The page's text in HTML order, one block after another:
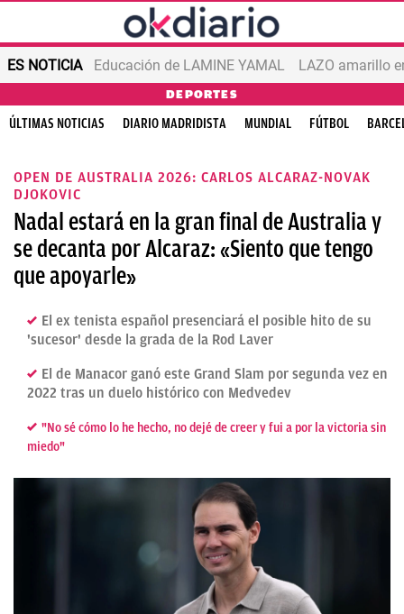
ES NOTICIA Educación de LAMINE YAMAL LAZO amarillo
DEPORTES
ÚLTIMAS NOTICIAS DIARIO MADRIDISTA MUNDIAL FÚTBOL
OPEN DE AUSTRALIA 2026: CARLOS ALCARAZ-NOVAK
DJOKOVIC
Nadal estará en la gran final de Australia y
se decanta por Alcaraz: «Siento que tengo
que apoyarle»
El ex tenista español presenciará el posible hito de su
'sucesor' desde la grada de la Rod Laver
El de Manacor ganó este Grand Slam por segunda vez en
2022 tras un duelo histórico con Medvedev
"No sé cómo lo he hecho, no dejé de creer y fui a por la victoria sin
miedo"